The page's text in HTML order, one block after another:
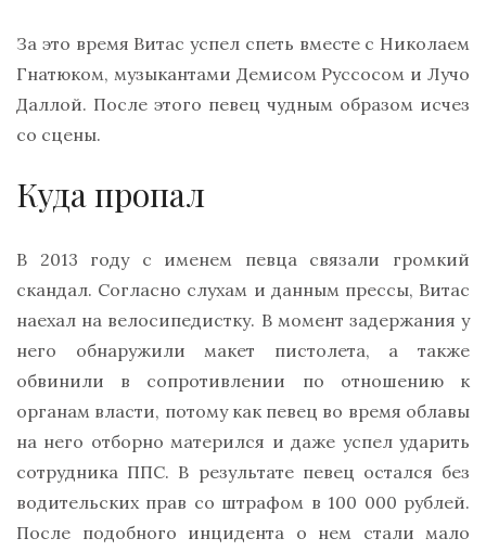
За это время Витас успел спеть вместе с Николаем
Гнатюком, музыкантами Демисом Руссосом и Лучо
Даллой. После этого певец чудным образом исчез
со сцены.
Куда пропал
В 2013 году с именем певца связали громкий
скандал. Согласно слухам и данным прессы, Витас
наехал на велосипедистку. В момент задержания у
него обнаружили макет пистолета, а также
обвинили в сопротивлении по отношению к
органам власти, потому как певец во время облавы
на него отборно матерился и даже успел ударить
сотрудника ППС. В результате певец остался без
водительских прав со штрафом в 100 000 рублей.
После подобного инцидента о нем стали мало